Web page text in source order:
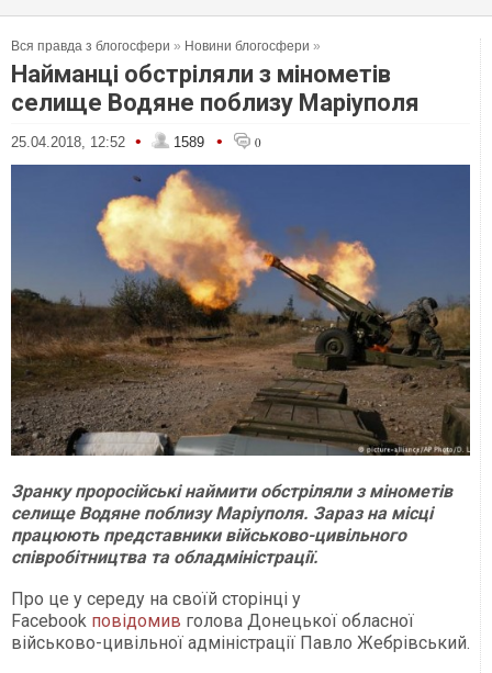
Вся правда з блогосфери » Новини блогосфери »
Найманці обстріляли з мінометів
селище Водяне поблизу Маріуполя
25.04.2018, 12:52 • 1589 • 0
Зранку проросійські наймити обстріляли з мінометів
селище Водяне поблизу Маріуполя. Зараз на місці
працюють представники військово-цивільного
співробітництва та обладміністрації.
Про це у середу на своїй сторінці у
Facebook повідомив голова Донецької обласної
військово-цивільної адміністрації Павло Жебрівський.